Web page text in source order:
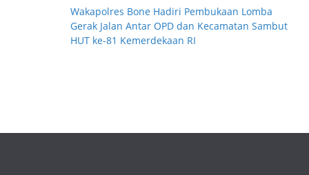
Wakapolres Bone Hadiri Pembukaan Lomba
Gerak Jalan Antar OPD dan Kecamatan Sambut
HUT ke-81 Kemerdekaan RI